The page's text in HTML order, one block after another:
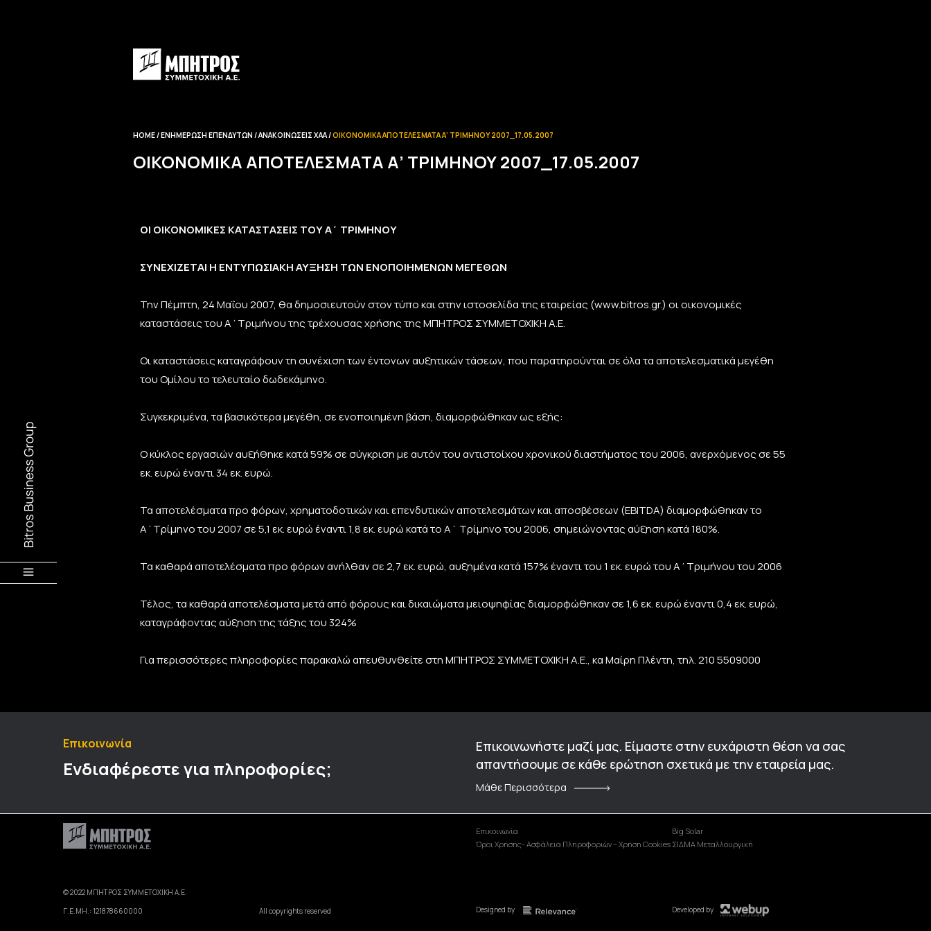
HOME ΕΝΗΜΈΡΩΣΗ EΠΕΝΔΥΤΏΝ ΑΝΑΚΟΙΝΏΣΕΙΣ ΧΑΑ ΟΙΚΟΝΟΜΙΚΆ ΑΠΟΤΕΛΈΣΜΑΤΑ Α’ ΤΡΙΜΉΝΟΥ 2007_17.05.2007
ΟΙΚΟΝΟΜΙΚΆ ΑΠΟΤΕΛΈΣΜΑΤΑ Α’ ΤΡΙΜΉΝΟΥ 2007_17.05.2007
ΟΙ ΟΙΚΟΝΟΜΙΚΕΣ ΚΑΤΑΣΤΑΣΕΙΣ ΤΟΥ Α΄ ΤΡΙΜΗΝΟΥ
ΣΥΝΕΧΙΖΕΤΑΙ Η ΕΝΤΥΠΩΣΙΑΚΗ ΑΥΞΗΣΗ ΤΩΝ ΕΝΟΠΟΙΗΜΕΝΩΝ ΜΕΓΕΘΩΝ
Την Πέμπτη, 24 Μαΐου 2007, θα δημοσιευτούν στον τύπο και στην ιστοσελίδα της εταιρείας (www.bitros.gr.) οι οικονομικές
καταστάσεις του Α΄Τριμήνου της τρέχουσας χρήσης της ΜΠΗΤΡΟΣ ΣΥΜΜΕΤΟΧΙΚΗ Α.Ε.
Οι καταστάσεις καταγράφουν τη συνέχιση των έντονων αυξητικών τάσεων, που παρατηρούνται σε όλα τα αποτελεσματικά μεγέθη
του Ομίλου το τελευταίο δωδεκάμηνο.
Συγκεκριμένα, τα βασικότερα μεγέθη, σε ενοποιημένη βάση, διαμορφώθηκαν ως εξής:
Ο κύκλος εργασιών αυξήθηκε κατά 59% σε σύγκριση με αυτόν του αντιστοίχου χρονικού διαστήματος του 2006, ανερχόμενος σε 55
εκ. ευρώ έναντι 34 εκ. ευρώ.
Τα αποτελέσματα προ φόρων, χρηματοδοτικών και επενδυτικών αποτελεσμάτων και αποσβέσεων (EBITDA) διαμορφώθηκαν το
Α΄Τρίμηνο του 2007 σε 5,1 εκ. ευρώ έναντι 1,8 εκ. ευρώ κατά το Α΄ Τρίμηνο του 2006, σημειώνοντας αύξηση κατά 180%.
Τα καθαρά αποτελέσματα προ φόρων ανήλθαν σε 2,7 εκ. ευρώ, αυξημένα κατά 157% έναντι του 1 εκ. ευρώ του Α΄Τριμήνου του 2006
Τέλος, τα καθαρά αποτελέσματα μετά από φόρους και δικαιώματα μειοψηφίας διαμορφώθηκαν σε 1,6 εκ. ευρώ έναντι 0,4 εκ. ευρώ,
καταγράφοντας αύξηση της τάξης του 324%
Για περισσότερες πληροφορίες παρακαλώ απευθυνθείτε στη ΜΠΗΤΡΟΣ ΣΥΜΜΕΤΟΧΙΚΗ A.E., κα Μαίρη Πλέντη, τηλ. 210 5509000
Επικοινωνία
Ενδιαφέρεστε για πληροφορίες;
Επικοινωνήστε μαζί μας. Είμαστε στην ευχάριστη θέση να σας
απαντήσουμε σε κάθε ερώτηση σχετικά με την εταιρεία μας.
Μάθε Περισσότερα
© 2022 ΜΠΗΤΡΟΣ ΣΥΜΜΕΤΟΧΙΚΗ Α.Ε.
Γ.Ε.ΜΗ.: 121878660000
All copyrights reserved
Επικοινωνία
Όροι Χρήσης- Ασφάλεια Πληροφοριών – Χρήση Cookies
Big Solar
ΣΙΔΜΑ Μεταλλουργική
Designed by Developed by